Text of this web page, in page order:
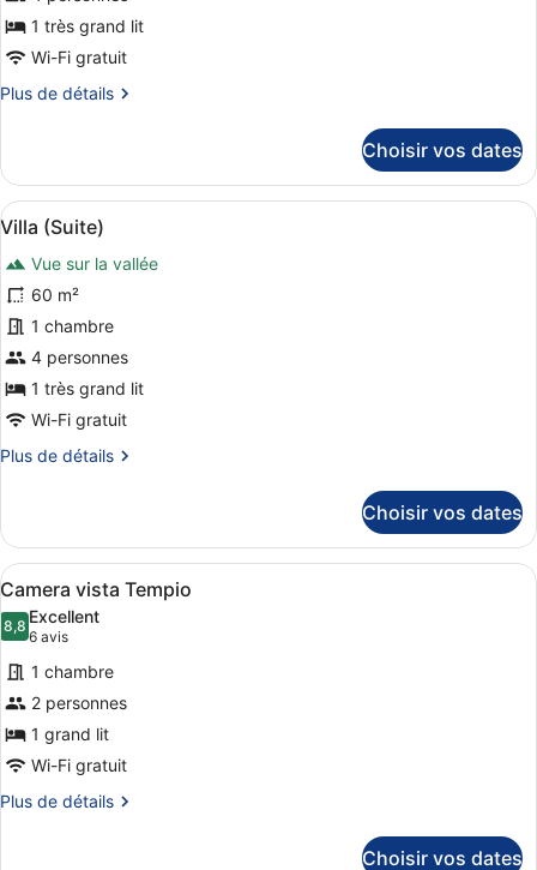
type
de
chambre :
Suite
1 très grand lit
Wi-Fi gratuit
Plus de détails
Plus
le
type
de
chambre
Suite
Présidentielle
Choisir vos dates
Afficher
toutes
les
photos
pour
ce
type
de
chambre :
Villa
Une chambre d’hôtel avec un
7
Villa (Suite)
Vue sur la vallée
60 m²
1 chambre
4 personnes
1 très grand lit
Wi-Fi gratuit
Plus de détails
Plus
le
type
de
chambre
Villa
(Suite)
Choisir vos dates
Afficher
toutes
les
photos
pour
ce
type
de
chambre :
Une chambre à coucher avec un
7
Camera vista Tempio
8,88,8 sur 10
Excellent
6 avis
(6 avis)
1 chambre
2 personnes
1 grand lit
Wi-Fi gratuit
Plus de détails
Plus
Choisir vos dates